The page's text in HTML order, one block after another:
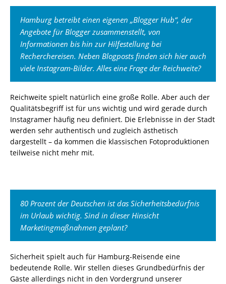
Hamburg betreibt einen eigenen „Blogger Hub“, der
Angebote für Blogger zusammenstellt, von
Informationen bis hin zur Hilfestellung bei
Recherchereisen. Neben Blogposts finden sich hier auch
viele Instagram-Bilder. Alles eine Frage der Reichweite?
Reichweite spielt natürlich eine große Rolle. Aber auch der
Qualitätsbegriff ist für uns wichtig und wird gerade durch
Instagramer häufig neu definiert. Die Erlebnisse in der Stadt
werden sehr authentisch und zugleich ästhetisch
dargestellt – da kommen die klassischen Fotoproduktionen
teilweise nicht mehr mit.
80 Prozent der Deutschen ist das Sicherheitsbedürfnis
im Urlaub wichtig. Sind in dieser Hinsicht
Marketingmaßnahmen geplant?
Sicherheit spielt auch für Hamburg-Reisende eine
bedeutende Rolle. Wir stellen dieses Grundbedürfnis der
Gäste allerdings nicht in den Vordergrund unserer